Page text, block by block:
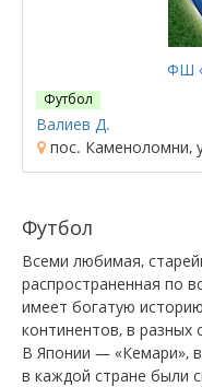
ФШ
Футбол
Валиев Д.
пос. Каменоломни,
Футбол
Всеми любимая,
распространенная по
имеет богатую
континентов, в разных
В Японии — «Кемари»,
в каждой стране были